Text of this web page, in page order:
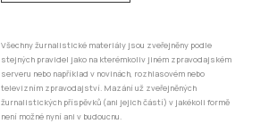
Všechny žurnalistické materiály jsou zveřejněny podle
stejných pravidel jako na kterémkoliv jiném zpravodajském
serveru nebo například v novinách, rozhlasovém nebo
televizním zpravodajství. Mazání už zveřejněných
žurnalistických příspěvků (ani jejich částí) v jakékoli formě
není možné nyní ani v budoucnu.